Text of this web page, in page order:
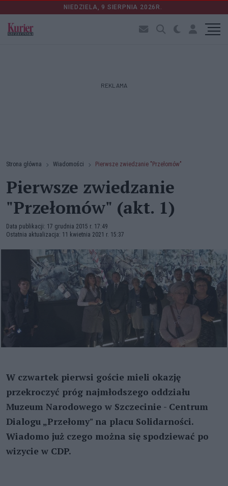
NIEDZIELA, 9 SIERPNIA 2026R.
REKLAMA
Strona główna Wiadomości Pierwsze zwiedzanie "Przełomów"
Pierwsze zwiedzanie
"Przełomów" (akt. 1)
Data publikacji: 17 grudnia 2015 r. 17:49
Ostatnia aktualizacja: 11 kwietnia 2021 r. 15:37
W czwartek pierwsi goście mieli okazję
przekroczyć próg najmłodszego oddziału
Muzeum Narodowego w Szczecinie - Centrum
Dialogu „Przełomy" na placu Solidarności.
Wiadomo już czego można się spodziewać po
wizycie w CDP.